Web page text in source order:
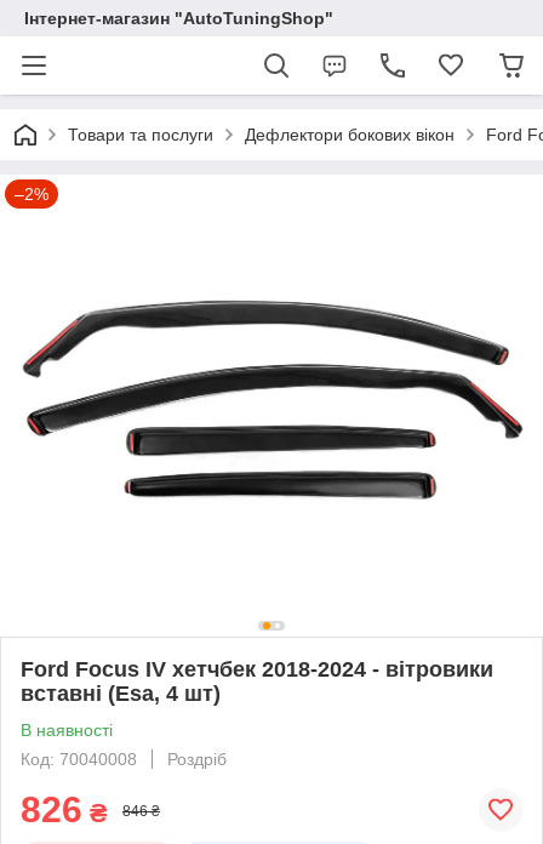
Інтернет-магазин "AutoTuningShop"
Товари та послуги Дефлектори бокових вікон Ford
–2%
Ford Focus IV хетчбек 2018-2024 - вітровики
вставні (Esa, 4 шт)
В наявності
Код: 70040008
Роздріб
826 ₴ 846 ₴